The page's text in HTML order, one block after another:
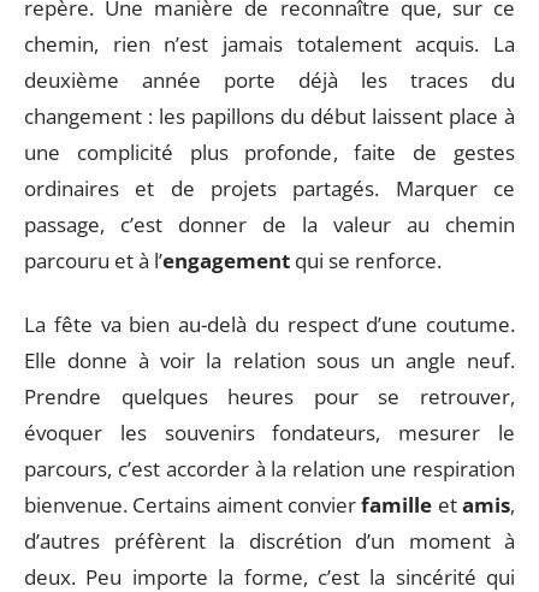
repère. Une manière de reconnaître que, sur ce
chemin, rien n’est jamais totalement acquis. La
deuxième année porte déjà les traces du
changement : les papillons du début laissent place à
une complicité plus profonde, faite de gestes
ordinaires et de projets partagés. Marquer ce
passage, c’est donner de la valeur au chemin
parcouru et à l’engagement qui se renforce.
La fête va bien au-delà du respect d’une coutume.
Elle donne à voir la relation sous un angle neuf.
Prendre quelques heures pour se retrouver,
évoquer les souvenirs fondateurs, mesurer le
parcours, c’est accorder à la relation une respiration
bienvenue. Certains aiment convierfamille etamis,
d’autres préfèrent la discrétion d’un moment à
deux. Peu importe la forme, c’est la sincérité qui